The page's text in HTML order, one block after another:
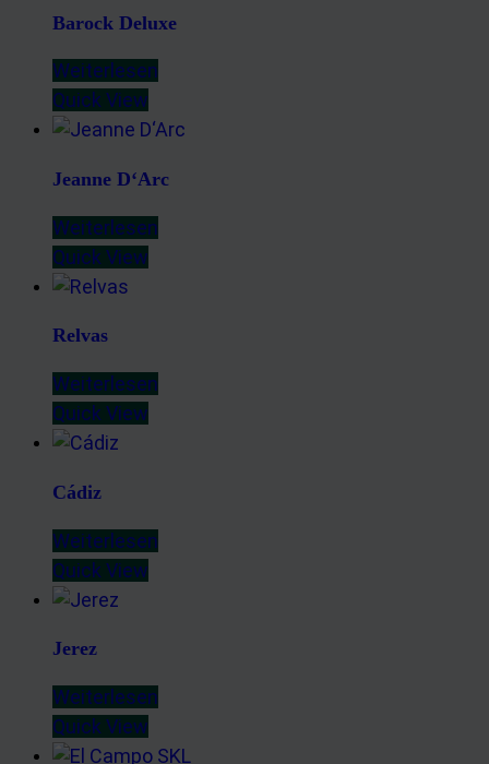
Barock Deluxe
Weiterlesen
Quick View
Jeanne D‘Arc
Weiterlesen
Quick View
Relvas
Weiterlesen
Quick View
Cádiz
Weiterlesen
Quick View
Jerez
Weiterlesen
Quick View